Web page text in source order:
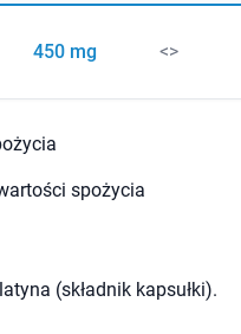
450 mg <>
spożycia
(składnik kapsułki).